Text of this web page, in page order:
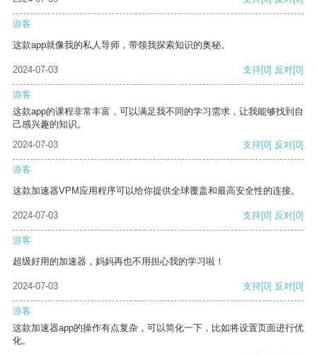
游客
这款app就像我的私人导师，带领我探索知识的奥秘。
2024-07-03 支持[0] 反对[0]
游客
这款app的课程非常丰富，可以满足我不同的学习需求，让我能够找到自
己感兴趣的知识。
2024-07-03
支持[0] 反对[0]
游客
这款加速器VPM应用程序可以给你提供全球覆盖和最高安全性的连接。
2024-07-03 支持[0] 反对[0]
游客
超级好用的加速器，妈妈再也不用担心我的学习啦！
2024-07-03 支持[0] 反对[0]
游客
这款加速器app的操作有点复杂，可以简化一下，比如将设置页面进行优
化。